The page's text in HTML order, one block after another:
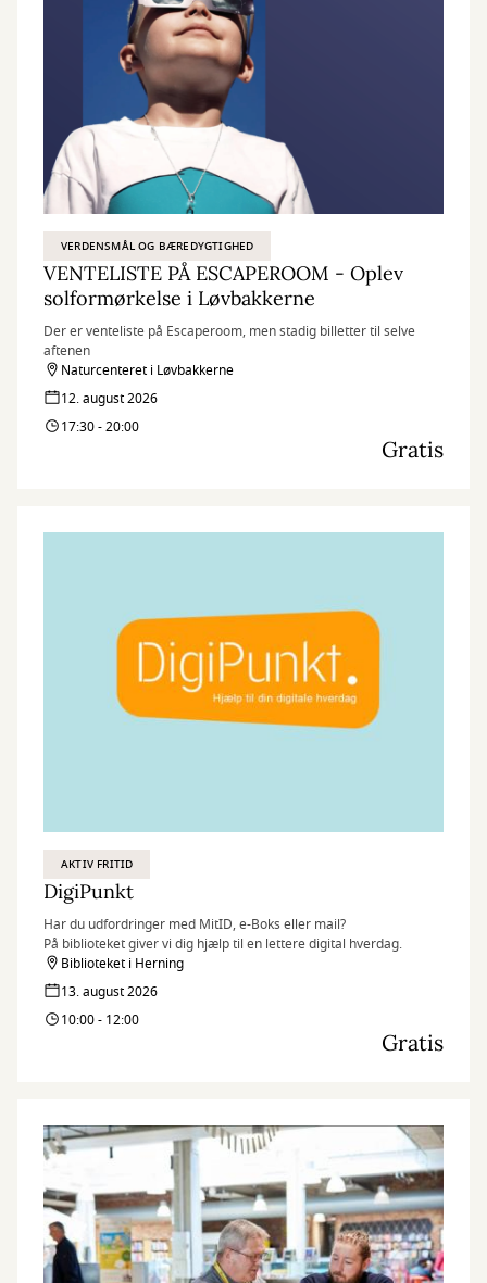
VERDENSMÅL OG BÆREDYGTIGHED
VENTELISTE PÅ ESCAPEROOM - Oplev
solformørkelse i Løvbakkerne
Der er venteliste på Escaperoom, men stadig billetter til selve
aftenen
Naturcenteret i Løvbakkerne
12. august 2026
17:30 - 20:00
Gratis
AKTIV FRITID
DigiPunkt
Har du udfordringer med MitID, e-Boks eller mail?
På biblioteket giver vi dig hjælp til en lettere digital hverdag.
Biblioteket i Herning
13. august 2026
10:00 - 12:00
Gratis